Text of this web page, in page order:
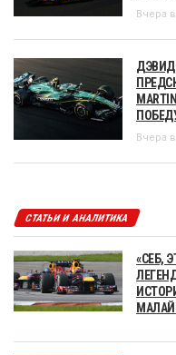
Вчера
ДЭВИД
Вчера
СТАТЬИ И АНАЛИТИКА
«СЕБ,